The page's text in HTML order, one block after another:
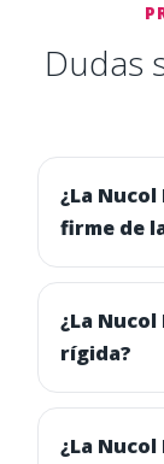
Dudas
¿La
firme de
¿La
rígida?
¿La